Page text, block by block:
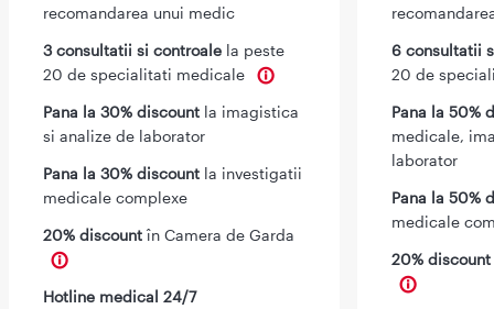
recomandarea unui medic
3 consultatii si controale la peste
20 de specialitati medicale
Pana la 30% discount la imagistica
si analize de laborator
Pana la 30% discount la investigatii
medicale complexe
20% discount în Camera de Garda
Hotline medical 24/7
6 consultatii
20 de
Pana la 50%
medicale,
laborator
Pana la 50%
medicale
20%